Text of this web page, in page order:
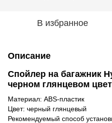
В избранное
Описание
Спойлер на багажник
черном глянцевом
Материал: ABS-пластик
Цвет: черный глянцевый
Рекомендуемый способ